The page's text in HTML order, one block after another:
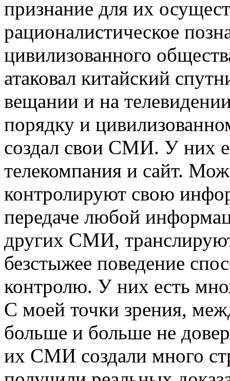
признание для их
рационалистическое
цивилизованного
атаковал китайский
вещании и на
порядку и
создал свои СМИ. У них
телекомпания и сайт.
контролируют свою
передаче любой
других СМИ,
безстыжее поведение
контролю. У них есть
С моей точки зрения,
больше и больше не
их СМИ создали много